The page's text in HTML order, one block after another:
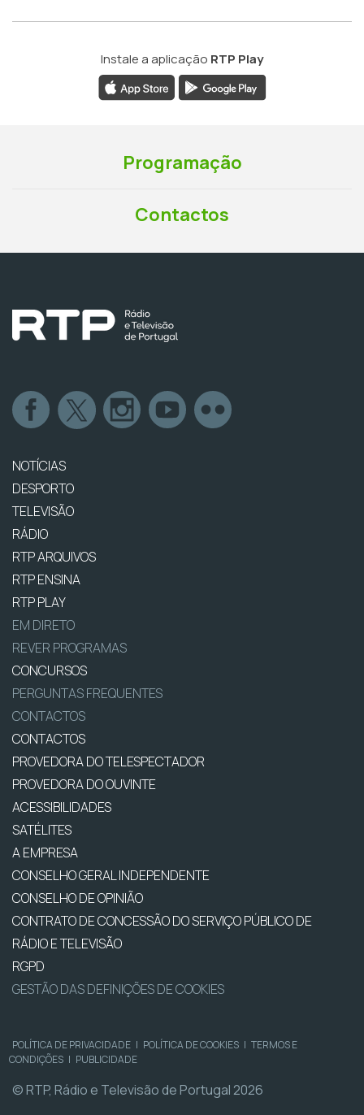
Instale a aplicação RTP Play
Programação
Contactos
NOTÍCIAS
DESPORTO
TELEVISÃO
RÁDIO
RTP ARQUIVOS
RTP ENSINA
RTP PLAY
EM DIRETO
REVER PROGRAMAS
CONCURSOS
PERGUNTAS FREQUENTES
CONTACTOS
CONTACTOS
PROVEDORA DO TELESPECTADOR
PROVEDORA DO OUVINTE
ACESSIBILIDADES
SATÉLITES
A EMPRESA
CONSELHO GERAL INDEPENDENTE
CONSELHO DE OPINIÃO
CONTRATO DE CONCESSÃO DO SERVIÇO PÚBLICO DE
RÁDIO E TELEVISÃO
RGPD
GESTÃO DAS DEFINIÇÕES DE COOKIES
POLÍTICA DE PRIVACIDADE | POLÍTICA DE COOKIES | TERMOS E
CONDIÇÕES | PUBLICIDADE
© RTP, Rádio e Televisão de Portugal 2026